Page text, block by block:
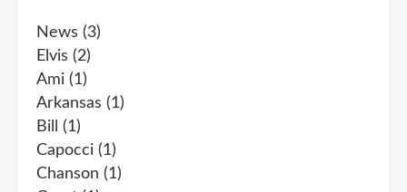
News (3)
Elvis (2)
Ami (1)
Arkansas (1)
Bill
(1)
Capocci (1)
Chanson (1)